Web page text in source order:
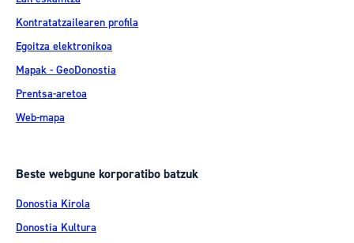
Kontratatzailearen profila
Egoitza elektronikoa
Mapak - GeoDonostia
Prentsa-aretoa
Web-mapa
Beste webgune korporatibo batzuk
Donostia Kirola
Donostia Kultura